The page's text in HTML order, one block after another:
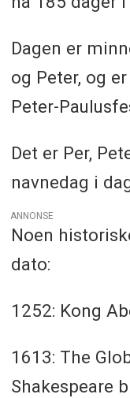
Dagen er
og Peter, og
Peter-
Det er Per,
navnedag i
ANNONSE
Noen
dato:
1252: Kong
1613: The
Shakespeare